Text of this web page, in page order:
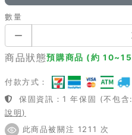
數量
商品狀態預購商品 (約
付款方式：
保固資訊：1 年保固 (不包
說明)
此商品被關注 1211 次